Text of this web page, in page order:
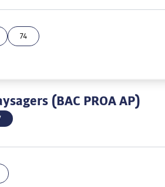
74
(BAC PROA AP)